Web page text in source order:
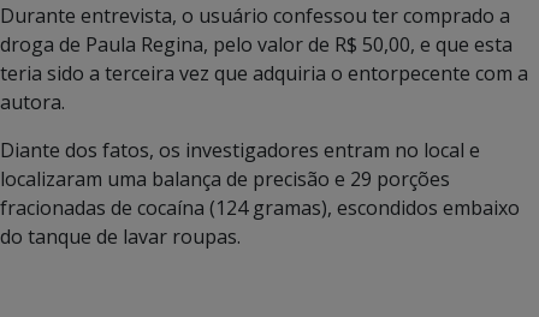
Durante entrevista, o usuário confessou ter comprado a
droga de Paula Regina, pelo valor de R$ 50,00, e que esta
teria sido a terceira vez que adquiria o entorpecente com a
autora.
Diante dos fatos, os investigadores entram no local e
localizaram uma balança de precisão e 29 porções
fracionadas de cocaína (124 gramas), escondidos embaixo
do tanque de lavar roupas.